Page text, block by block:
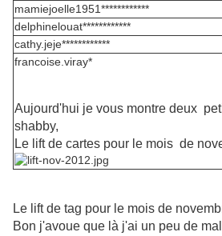
mamiejoelle1951************
delphinelouat************
cathy.jeje************
francoise.viray*
Aujourd'hui je vous montre deux
shabby,
Le lift de cartes pour le mois de
Le lift de tag pour le mois de
Bon j'avoue que là j'ai un peu de